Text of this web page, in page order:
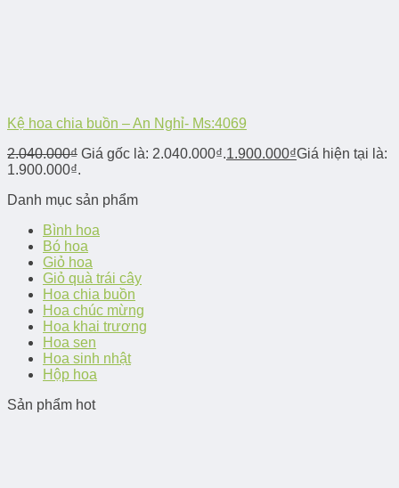
Kệ hoa chia buồn – An Nghỉ- Ms:4069
2.040.000₫ Giá gốc là: 2.040.000₫.1.900.000₫Giá hiện tại là:
1.900.000₫.
Danh mục sản phẩm
Bình hoa
Bó hoa
Giỏ hoa
Giỏ quà trái cây
Hoa chia buồn
Hoa chúc mừng
Hoa khai trương
Hoa sen
Hoa sinh nhật
Hộp hoa
Sản phẩm hot